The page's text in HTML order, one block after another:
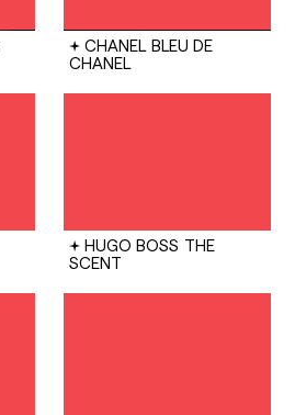
CHANEL BLEU DE
CHANEL
HUGO BOSS THE
SCENT